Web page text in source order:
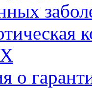
о